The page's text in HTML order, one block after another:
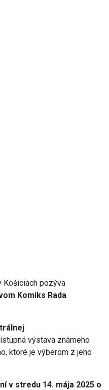
Košiciach pozýva
Komiks Rada
výstava známeho
ktoré je výberom z jeho
v stredu 14. mája 2025 o